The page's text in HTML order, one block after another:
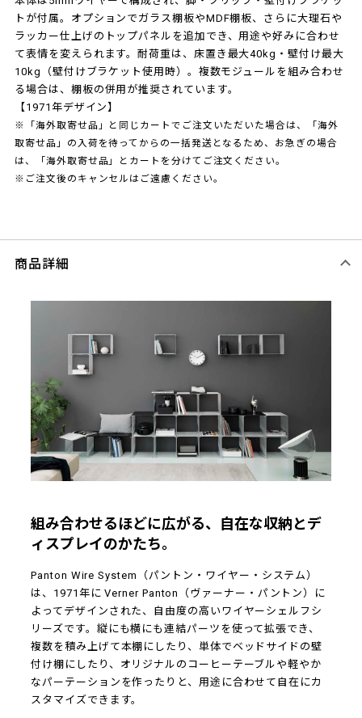
トが付属。オプションでガラス棚板やMDF棚板、さらに大理石や
ラッカー仕上げのトップパネルを追加でき、用途や好みに合わせ
て表情を変えられます。耐荷重は、床置き最大40kg・壁付け最大
10kg（壁付けブラケット使用時）。複数モジュールを組み合わせ
る場合は、棚板の併用が推奨されています。
【1971年デザイン】
※「海外取寄せ品」と同じカートでご注文いただいた場合は、「海外
取寄せ品」の入荷を待ってからの一括発送となるため、お急ぎの場合
は、「海外取寄せ品」とカートを分けてご注文ください。
※ご注文後のキャンセルはご遠慮ください。
商品詳細
組み合わせるほどに広がる、自在な収納とデ
ィスプレイのかたち。
Panton Wire System（パントン・ワイヤー・システム）
は、1971年に Verner Panton（ヴァーナー・パントン）に
よってデザインされた、自由度の高いワイヤーシェルフシ
リーズです。縦にも横にも連結パーツを使って拡張でき、
複数を積み上げて本棚にしたり、単体でベッドサイドの壁
付け棚にしたり、オリジナルのコーヒーテーブルや軽やか
なパーテーションを作ったりと、用途に合わせて自在にカ
スタマイズできます。